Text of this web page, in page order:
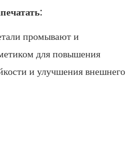
промывают и
для повышения
и улучшения внешнего